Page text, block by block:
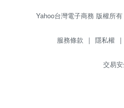
Yahoo台灣電子商務 版權所
服務條款 | 隱私權 |
交易